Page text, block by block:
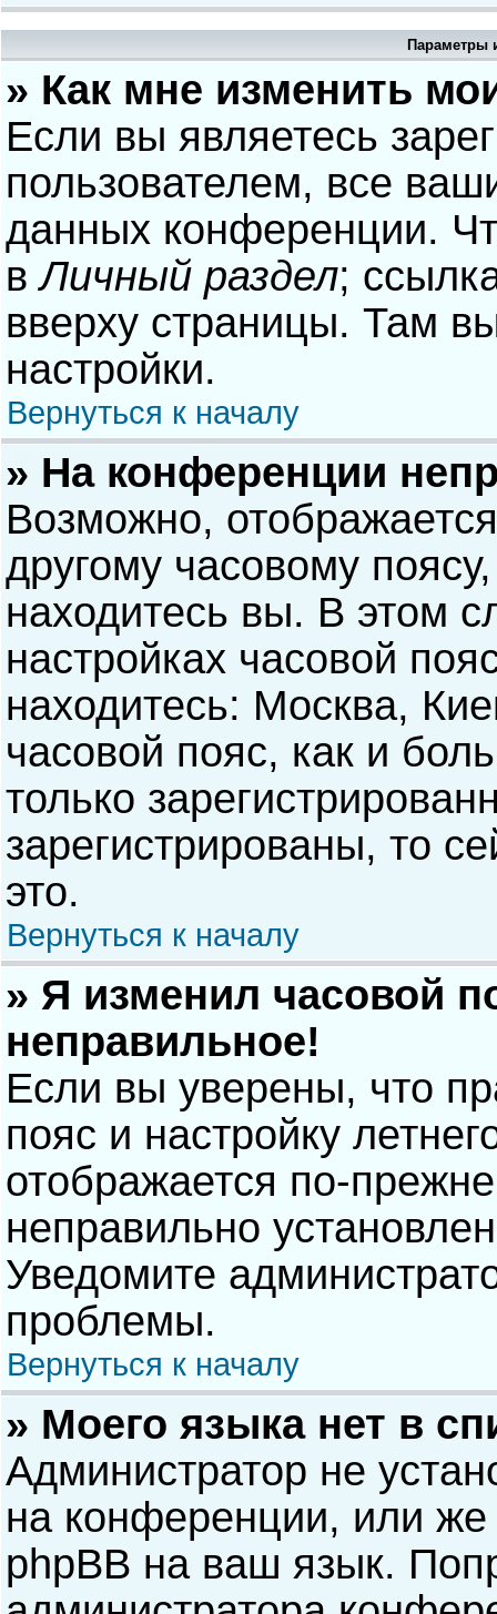
Параметры
» Как мне изменить
Если вы являетесь
пользователем, все
данных конференции.
вЛичный раздел;
вверху страницы. Там
настройки.
Вернуться к началу
» На конференции
Возможно,
другому часовому
находитесь вы. В этом
настройках часовой
находитесь: Москва,
часовой пояс, как и
только
зарегистрированы, то
это.
Вернуться к началу
» Я изменил часовой
неправильное!
Если вы уверены, что
пояс и настройку
отображается по-
неправильно
Уведомите
проблемы.
Вернуться к началу
» Моего языка нет в
Администратор не
на конференции, или же
phpBB на ваш язык.